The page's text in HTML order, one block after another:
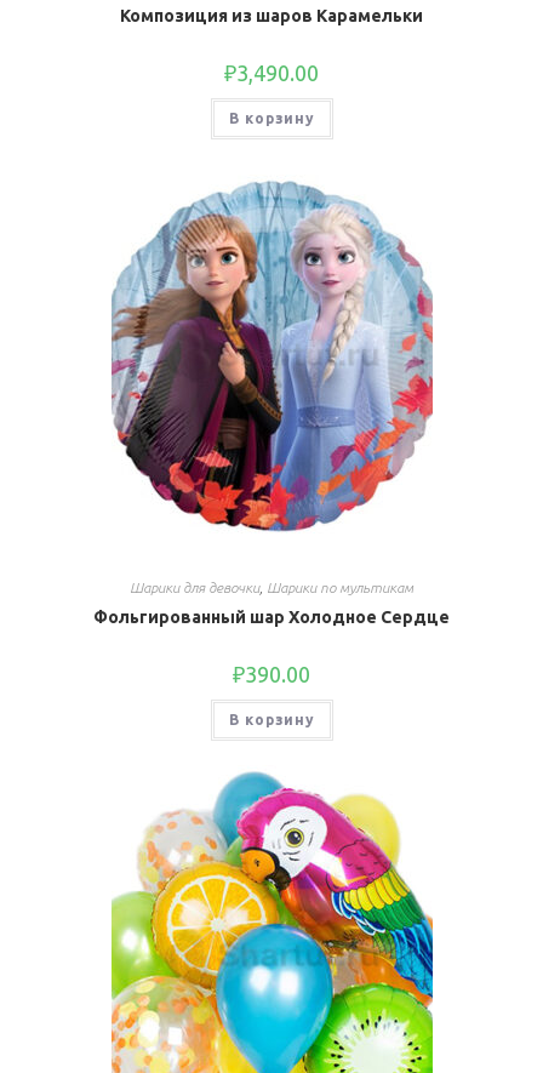
Композиция из шаров Карамельки
₽3,490.00
В корзину
Шарики для девочки, Шарики по мультикам
Фольгированный шар Холодное Сердце
₽390.00
В корзину